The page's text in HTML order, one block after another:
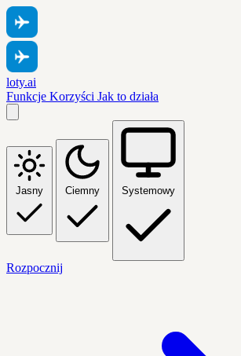
loty.ai
Funkcje Korzyści Jak to działa
Jasny Ciemny Systemowy
Rozpocznij